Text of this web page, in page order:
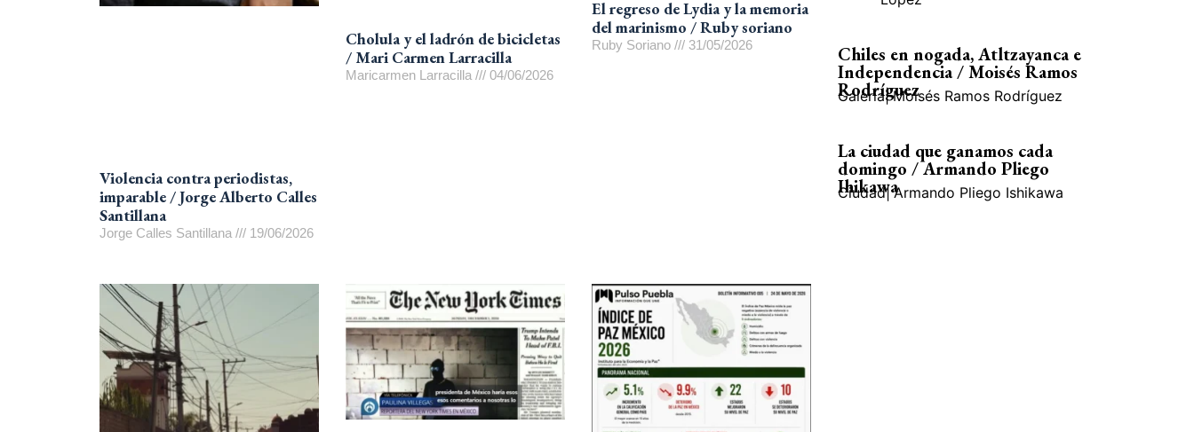
Violencia contra periodistas,
imparable / Jorge Alberto Calles
Santillana
Jorge Calles Santillana 19/06/2026
Cholula y el ladrón de bicicletas
/ Mari Carmen Larracilla
Maricarmen Larracilla 04/06/2026
El regreso de Lydia y la memoria
del marinismo / Ruby soriano
Ruby Soriano 31/05/2026 Chiles en nogada, Atltzayanca e
Independencia / Moisés Ramos
Rodríguez
Galería| Moisés Ramos Rodríguez
La ciudad que ganamos cada
domingo / Armando Pliego
Ihikawa
Ciudad| Armando Pliego Ishikawa